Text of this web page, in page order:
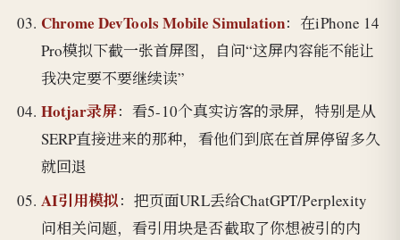
Chrome DevTools Mobile Simulation：在iPhone 14
Pro模拟下截一张首屏图，自问“这屏内容能不能让
我决定要不要继续读”
Hotjar录屏：看5-10个真实访客的录屏，特别是从
SERP直接进来的那种，看他们到底在首屏停留多久
就回退
AI引用模拟：把页面URL丢给ChatGPT/Perplexity
问相关问题，看引用块是否截取了你想被引的内